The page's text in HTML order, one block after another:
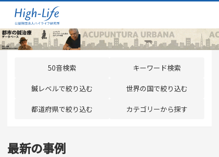
50音検索 キーワード検索
鍼レベルで絞り込む 世界の国で絞り込む
都道府県で絞り込む カテゴリーから探す
最新の事例